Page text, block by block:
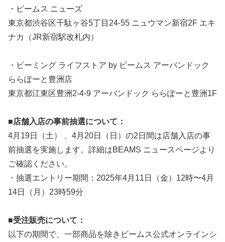
・ビームス ニューズ
東京都渋谷区千駄ヶ谷5丁目24-55 ニュウマン新宿2F エキ
ナカ（JR新宿駅改札内）
・ビーミング ライフストア by ビームス アーバンドック
ららぽーと豊洲店
東京都江東区豊洲2-4-9 アーバンドック ららぽーと豊洲1F
■店舗入店の事前抽選について：
4月19日（土） 、4月20日（日）の2日間は店舗入店の事
前抽選を実施します。詳細はBEAMS ニュースページより
ご確認ください。
・抽選エントリー期間：2025年4月11日（金）12時〜4月
14日（月）23時59分
■受注販売について：
以下の期間で、一部商品を除きビームス公式オンラインシ